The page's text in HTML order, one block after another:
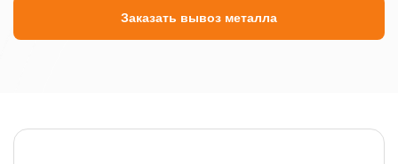
Заказать вывоз металла